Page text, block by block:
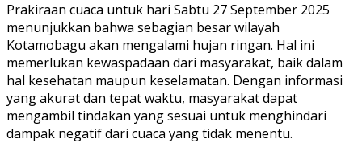
Prakiraan cuaca untuk hari Sabtu 27 September 2025
menunjukkan bahwa sebagian besar wilayah
Kotamobagu akan mengalami hujan ringan. Hal ini
memerlukan kewaspadaan dari masyarakat, baik dalam
hal kesehatan maupun keselamatan. Dengan informasi
yang akurat dan tepat waktu, masyarakat dapat
mengambil tindakan yang sesuai untuk menghindari
dampak negatif dari cuaca yang tidak menentu.